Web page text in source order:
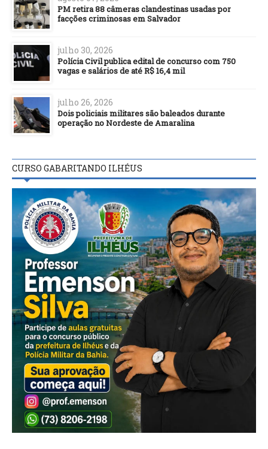
PM retira 88 câmeras clandestinas usadas por
facções criminosas em Salvador
julho 30, 2026
Polícia Civil publica edital de concurso com 750
vagas e salários de até R$ 16,4 mil
julho 26, 2026
Dois policiais militares são baleados durante
operação no Nordeste de Amaralina
CURSO GABARITANDO ILHÉUS